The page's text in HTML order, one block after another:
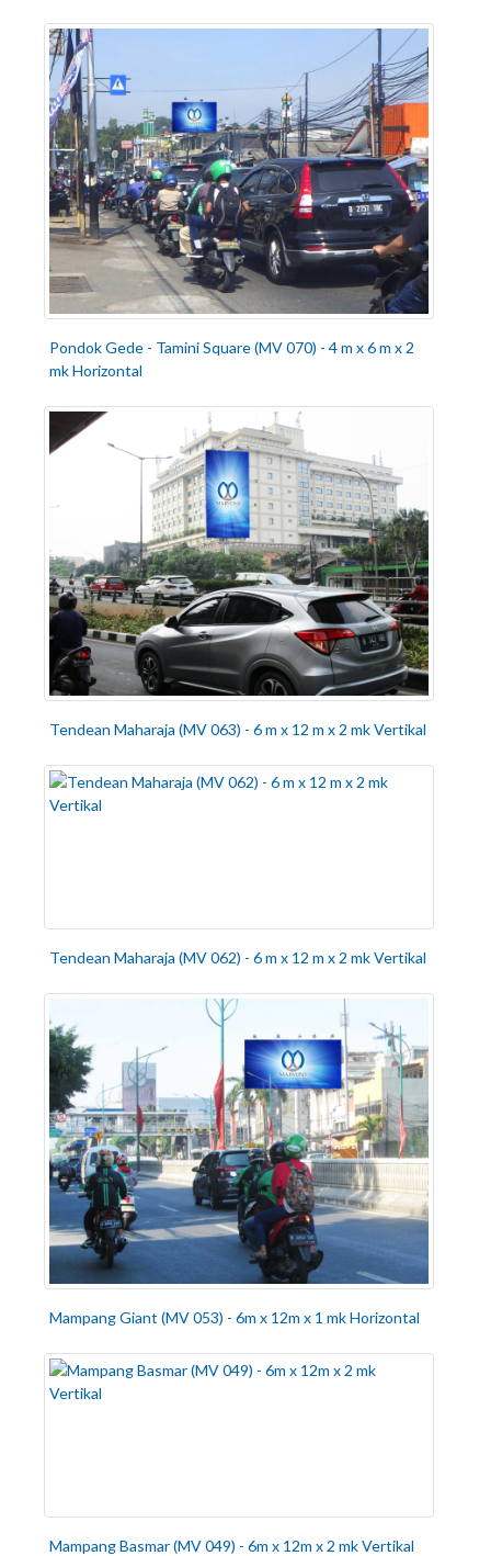
Pondok Gede - Tamini Square (MV 070) - 4 m x 6 m x 2
mk Horizontal
Tendean Maharaja (MV 063) - 6 m x 12 m x 2 mk Vertikal
Tendean Maharaja (MV 062) - 6 m x 12 m x 2 mk Vertikal
Mampang Giant (MV 053) - 6m x 12m x 1 mk Horizontal
Mampang Basmar (MV 049) - 6m x 12m x 2 mk Vertikal